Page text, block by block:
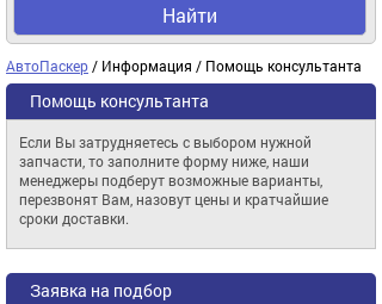
Найти
АвтоПаскер / Информация / Помощь консультанта
Помощь консультанта
Если Вы затрудняетесь с выбором нужной
запчасти, то заполните форму ниже, наши
менеджеры подберут возможные варианты,
перезвонят Вам, назовут цены и кратчайшие
сроки доставки.
Заявка на подбор